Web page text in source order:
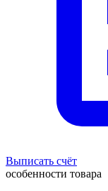
Выписать счёт
особенности товара